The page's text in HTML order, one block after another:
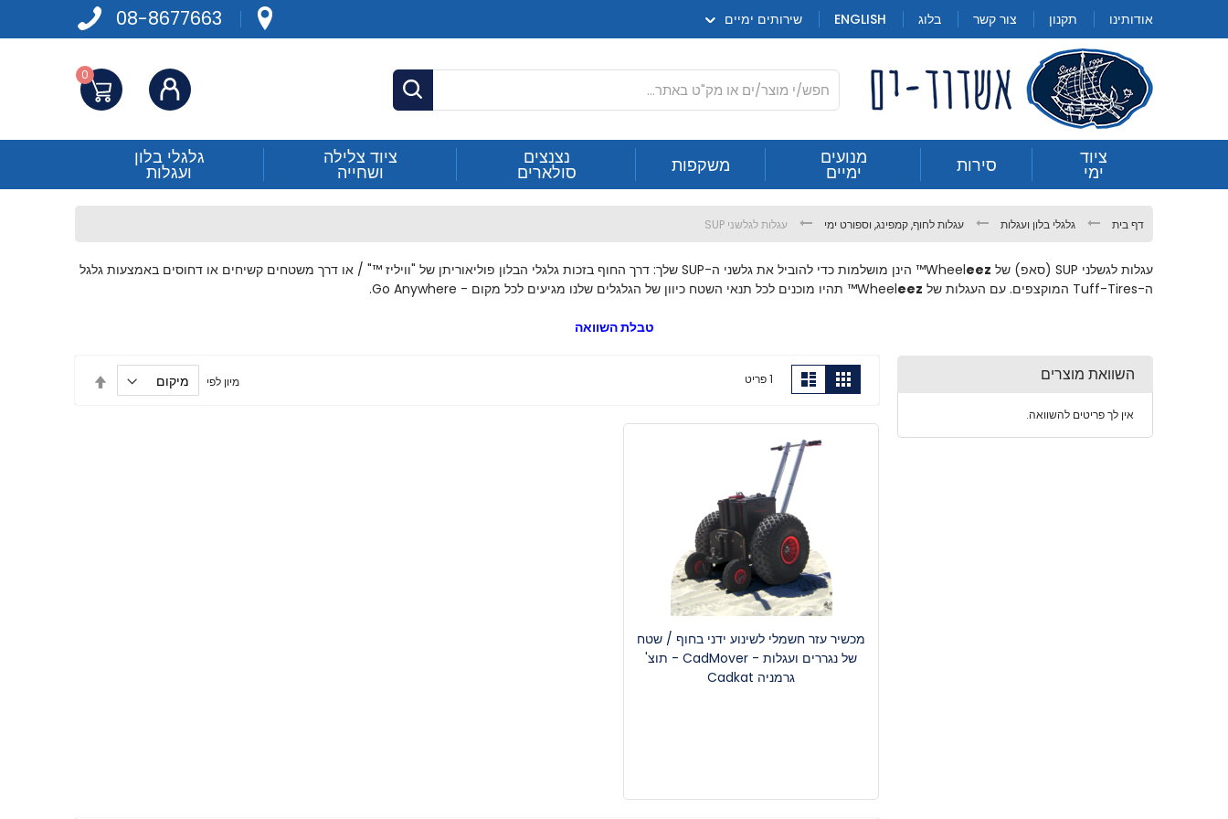
דף
to
Content
08-8677663 אודותינו תקנון צור קשר בלוג ENGLISH שירותים ימיים
חפש
התחברות 0
ציוד
ימי סירות מנועים
ימיים משקפות נצנצים
סולארים
ציוד צלילה
ושחייה
גלגלי בלון
ועגלות עגלות לגלשני SUP
דף בית גלגלי בלון ועגלות עגלות לחוף, קמפינג, וספורט ימי עגלות לגלשני SUP
עגלות לגשלני SUP (סאפ) של Wheel eez ™ הינן מושלמות כדי להוביל את גלשני ה-SUP שלך: דרך החוף בזכות גלגלי הבלון פוליאוריתן של "וויליז ™" / או דרך משטחים קשיחים או דחוסים באמצעות גלגל
ה-Tuff-Tires המוקצפים. עם העגלות של
Wheeleez ™ תהיו מוכנים לכל תנאי השטח כיוון של הגלגלים שלנו מגיעים לכל מקום -
טבלת השוואה
הצג
כ-
גריד
תצוגה
רשימה1פריט מיון לפי
מכשיר עזר חשמלי לשינוע ידני בחוף / שטח
של נגררים ועגלות - CadMover - תוצ'
גרמניה Cadkat
השוואת מוצרים
אין לך פריטים להשוואה.